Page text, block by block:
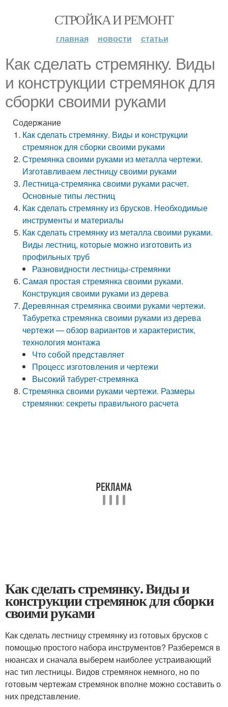
СТРОЙКА И РЕМОНТ
главная новости статьи
Как сделать стремянку. Виды
и конструкции стремянок для
сборки своими руками
Содержание
Как сделать стремянку. Виды и конструкции
стремянок для сборки своими руками
Стремянка своими руками из металла чертежи.
Изготавливаем лестницу своими руками
Лестница-стремянка своими руками расчет.
Основные типы лестниц
Как сделать стремянку из брусков. Необходимые
инструменты и материалы
Как сделать стремянку из металла своими руками.
Виды лестниц, которые можно изготовить из
профильных труб
Разновидности лестницы-стремянки
Самая простая стремянка своими руками.
Конструкция своими руками из дерева
Деревянная стремянка своими руками чертежи.
Табуретка стремянка своими руками из дерева
чертежи — обзор вариантов и характеристик,
технология монтажа
Что собой представляет
Процесс изготовления и чертежи
Высокий табурет-стремянка
Стремянка своими руками чертежи. Размеры
стремянки: секреты правильного расчета
Как сделать стремянку. Виды и
конструкции стремянок для сборки
своими руками
Как сделать лестницу стремянку из готовых брусков с
помощью простого набора инструментов? Разберемся в
нюансах и сначала выберем наиболее устраивающий
нас тип лестницы. Видов стремянок немного, но по
готовым чертежам стремянок вполне можно составить о
них представление.